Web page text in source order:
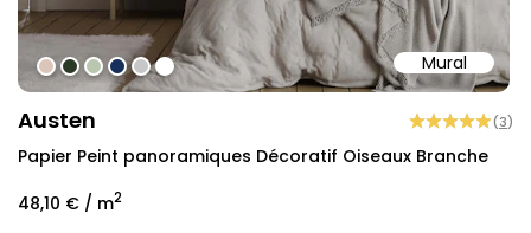
Mural
#dbc5b8
#2b3a27
#b9c7b1
#162f5b
#c7c7c7
#ffffff
Austen (3)
Papier Peint panoramiques Décoratif Oiseaux Branche
48,10 € / m2